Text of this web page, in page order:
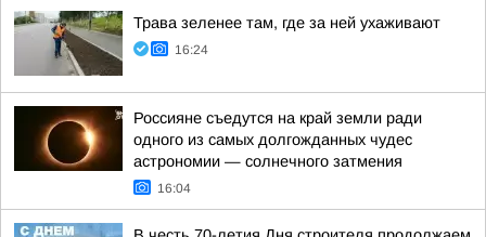
Трава зеленее там, где за ней ухаживают
16:24
Россияне съедутся на край земли ради
одного из самых долгожданных чудес
астрономии — солнечного затмения
16:04